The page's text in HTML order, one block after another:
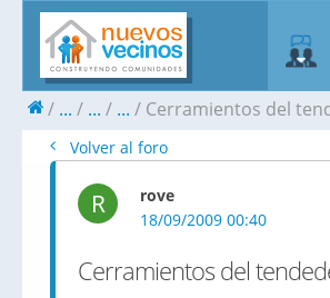
... ... ... Cerramientos del
Volver al foro
R
rove
18/09/2009 00:40
Cerramientos del